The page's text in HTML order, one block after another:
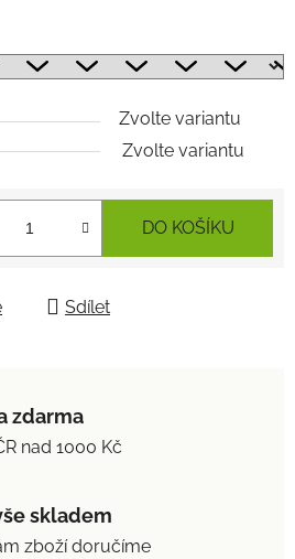
Zvolte variantu
Zvolte variantu
DO KOŠÍKU
Sdílet
zdarma
nad 1000 Kč
skladem
zboží doručíme